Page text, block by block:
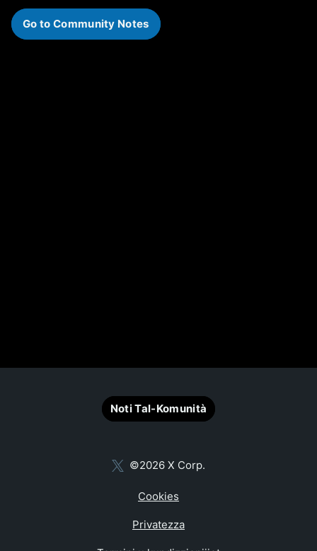
Go to Community Notes
Noti Tal-Komunità
©2026 X Corp.
Cookies
Privatezza